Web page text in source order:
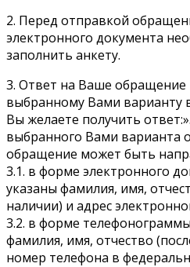
2. Перед отправкой
электронного документа
заполнить анкету.
3. Ответ на Ваше обращение
выбранному Вами варианту
Вы желаете получить
выбранного Вами варианта
обращение может быть
3.1. в форме электронного
указаны фамилия, имя,
наличии) и адрес
3.2. в форме
фамилия, имя, отчество
номер телефона в